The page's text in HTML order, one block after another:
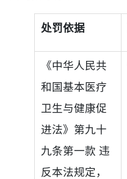
处罚依据
《中华人民共
和国基本医疗
卫生与健康促
进法》第九十
九条第一款 违
反本法规定，